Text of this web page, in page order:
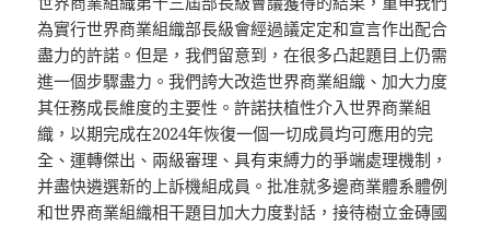
為實行世界商業組織部長級會經過議定定和宣言作出配合
盡力的許諾。但是，我們留意到，在很多凸起題目上仍需
進一個步驟盡力。我們誇大改造世界商業組織、加大力度
其任務成長維度的主要性。許諾扶植性介入世界商業組
織，以期完成在2024年恢復一個一切成員均可應用的完
全、運轉傑出、兩級審理、具有束縛力的爭端處理機制，
并盡快遴選新的上訴機組成員。批准就多邊商業體系體例
和世界商業組織相干題目加大力度對話，接待樹立金磚國